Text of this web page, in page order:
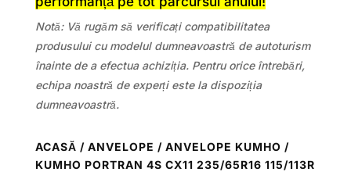
Notă: Vă rugăm să verificați compatibilitatea
produsului cu modelul dumneavoastră de autoturism
înainte de a efectua achiziția. Pentru orice întrebări,
echipa noastră de experți este la dispoziția
dumneavoastră.
ACASĂ / ANVELOPE / ANVELOPE KUMHO /
KUMHO PORTRAN 4S CX11 235/65R16 115/113R